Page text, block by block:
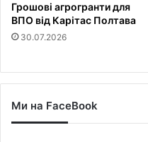
Грошові агрогранти для
ВПО від Карітас Полтава
30.07.2026
Ми на FaceBook